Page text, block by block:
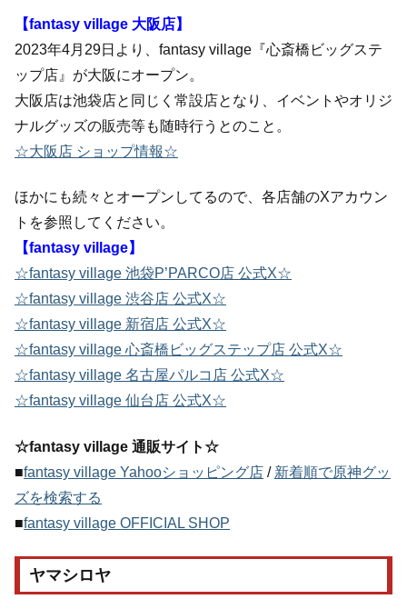
【fantasy village 大阪店】
2023年4月29日より、fantasy village『心斎橋ビッグステ
ップ店』が大阪にオープン。
大阪店は池袋店と同じく常設店となり、イベントやオリジ
ナルグッズの販売等も随時行うとのこと。
☆大阪店 ショップ情報☆
ほかにも続々とオープンしてるので、各店舗のXアカウン
トを参照してください。
【fantasy village】
☆fantasy village 池袋P’PARCO店 公式X☆
☆fantasy village 渋谷店 公式X☆
☆fantasy village 新宿店 公式X☆
☆fantasy village 心斎橋ビッグステップ店 公式X☆
☆fantasy village 名古屋パルコ店 公式X☆
☆fantasy village 仙台店 公式X☆
☆fantasy village 通販サイト☆
■fantasy village Yahooショッピング店 / 新着順で原神グッ
ズを検索する
■fantasy village OFFICIAL SHOP
ヤマシロヤ